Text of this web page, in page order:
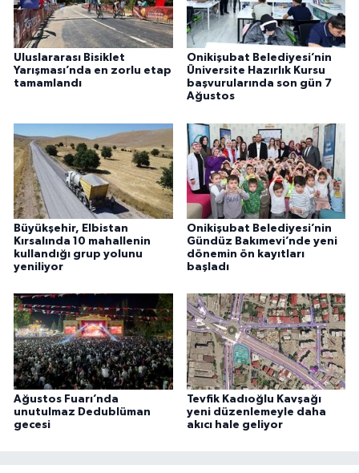
Uluslararası Bisiklet
Yarışması’nda en zorlu etap
tamamlandı
Onikişubat Belediyesi’nin
Üniversite Hazırlık Kursu
başvurularında son gün 7
Ağustos
Büyükşehir, Elbistan
Kırsalında 10 mahallenin
kullandığı grup yolunu
yeniliyor
Onikişubat Belediyesi’nin
Gündüz Bakımevi’nde yeni
dönemin ön kayıtları
başladı
Ağustos Fuarı’nda
unutulmaz Dedublüman
gecesi
Tevfik Kadıoğlu Kavşağı
yeni düzenlemeyle daha
akıcı hale geliyor